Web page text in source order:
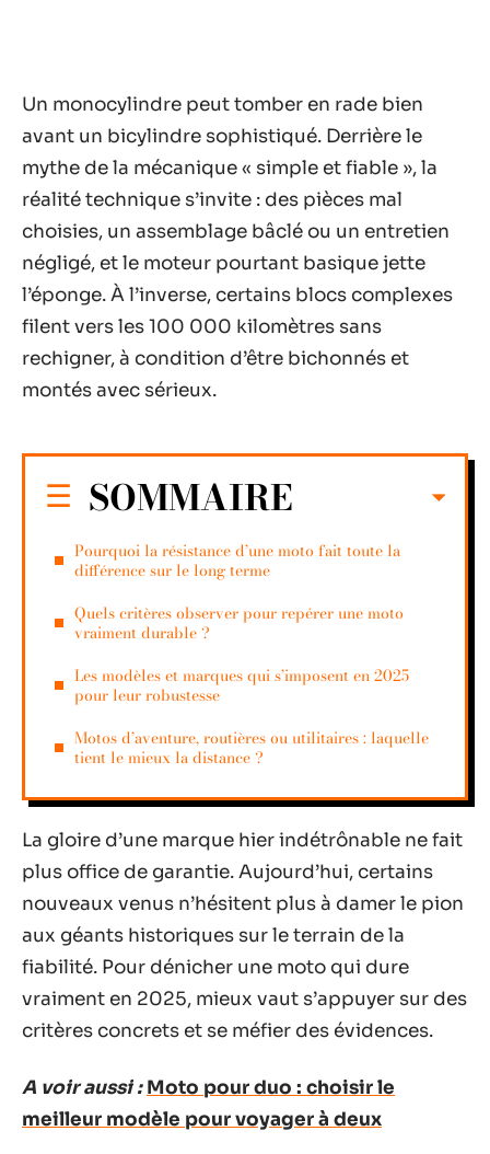
Un monocylindre peut tomber en rade bien
avant un bicylindre sophistiqué. Derrière le
mythe de la mécanique « simple et fiable », la
réalité technique s’invite : des pièces mal
choisies, un assemblage bâclé ou un entretien
négligé, et le moteur pourtant basique jette
l’éponge. À l’inverse, certains blocs complexes
filent vers les 100 000 kilomètres sans
rechigner, à condition d’être bichonnés et
montés avec sérieux.
SOMMAIRE
Pourquoi la résistance d’une moto fait toute la
différence sur le long terme
Quels critères observer pour repérer une moto
vraiment durable ?
Les modèles et marques qui s’imposent en 2025
pour leur robustesse
Motos d’aventure, routières ou utilitaires : laquelle
tient le mieux la distance ?
La gloire d’une marque hier indétrônable ne fait
plus office de garantie. Aujourd’hui, certains
nouveaux venus n’hésitent plus à damer le pion
aux géants historiques sur le terrain de la
fiabilité. Pour dénicher une moto qui dure
vraiment en 2025, mieux vaut s’appuyer sur des
critères concrets et se méfier des évidences.
A voir aussi : Moto pour duo : choisir le
meilleur modèle pour voyager à deux